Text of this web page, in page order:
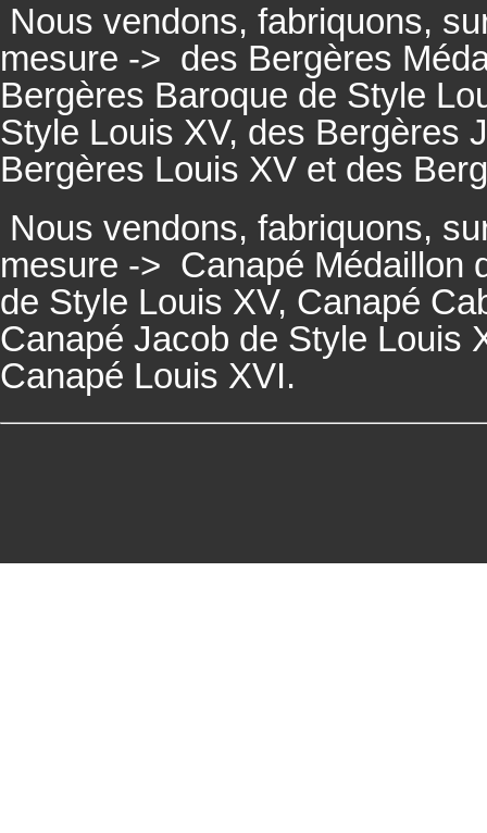
Nous vendons, fabriquons,
mesure -> des Bergères
Bergères Baroque de Style
Style Louis XV, des Bergères
Bergères Louis XV et des
Nous vendons, fabriquons,
mesure -> Canapé Médaillon
de Style Louis XV, Canapé
Canapé Jacob de Style Louis
Canapé Louis XVI.